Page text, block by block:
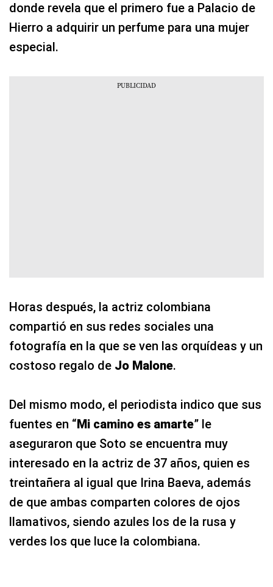
donde revela que el primero fue a Palacio de
Hierro a adquirir un perfume para una mujer
especial.
Horas después, la actriz colombiana
compartió en sus redes sociales una
fotografía en la que se ven las orquídeas y un
costoso regalo de Jo Malone.
Del mismo modo, el periodista indico que sus
fuentes en “Mi camino es amarte” le
aseguraron que Soto se encuentra muy
interesado en la actriz de 37 años, quien es
treintañera al igual que Irina Baeva, además
de que ambas comparten colores de ojos
llamativos, siendo azules los de la rusa y
verdes los que luce la colombiana.